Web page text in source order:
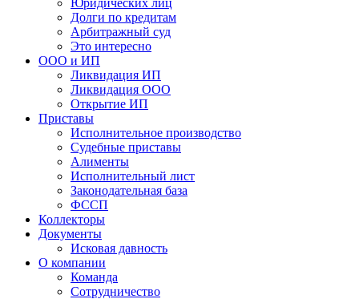
Юридических лиц
Долги по кредитам
Арбитражный суд
Это интересно
ООО и ИП
Ликвидация ИП
Ликвидация ООО
Открытие ИП
Приставы
Исполнительное производство
Судебные приставы
Алименты
Исполнительный лист
Законодательная база
ФССП
Коллекторы
Документы
Исковая давность
О компании
Команда
Сотрудничество